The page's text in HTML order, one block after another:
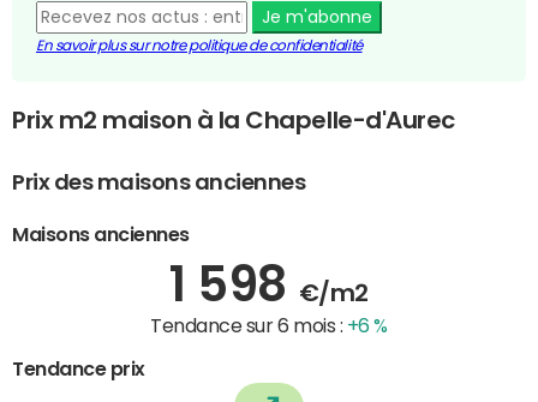
Je m'abonne
En savoir plus sur notre politique de confidentialité
Prix m2 maison à la Chapelle-d'Aurec
Prix des maisons anciennes
Maisons anciennes
1 598 €/m2
Tendance sur 6 mois : +6 %
Tendance prix